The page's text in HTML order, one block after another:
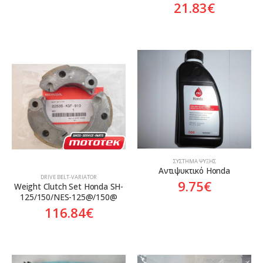
21.83€
DRIVE BELT-VARIATOR
Weight Clutch Set Honda SH-
125/150/NES-125@/150@
116.84€
ΣΎΣΤΗΜΑ ΨΎΞΗΣ
Αντιψυκτικό Honda
9.75€